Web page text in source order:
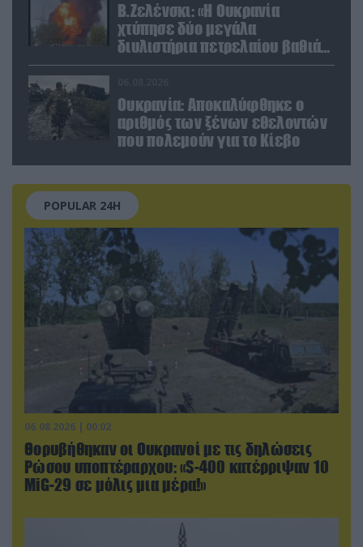
Β.Ζελένσκι: «Η Ουκρανία
χτύπησε δύο μεγάλα
διυλιστήρια πετρελαίου βαθιά
στη Ρωσία» (βίντεο)
Ουκρανία: Αποκαλύφθηκε ο
αριθμός των ξένων εθελοντών
που πολεμούν για το Κίεβο
POPULAR 24H
06.08.2026 | 00:02
Θορυβήθηκαν οι Ουκρανοί με τις δηλώσεις
Ρώσου υποπτέραρχου: «S-400 κατέρριψαν 10
MiG-29 σε μόλις μια μέρα!»